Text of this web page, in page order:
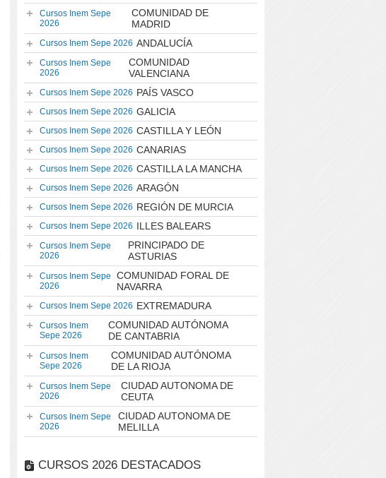
Cursos Inem Sepe
2026
COMUNIDAD DE
MADRID
Cursos Inem Sepe 2026 ANDALUCÍA
Cursos Inem Sepe
2026
COMUNIDAD
VALENCIANA
Cursos Inem Sepe 2026 PAÍS VASCO
Cursos Inem Sepe 2026 GALICIA
Cursos Inem Sepe 2026 CASTILLA Y LEÓN
Cursos Inem Sepe 2026 CANARIAS
Cursos Inem Sepe 2026 CASTILLA LA MANCHA
Cursos Inem Sepe 2026 ARAGÓN
Cursos Inem Sepe 2026 REGIÓN DE MURCIA
Cursos Inem Sepe 2026 ILLES BALEARS
Cursos Inem Sepe
2026
PRINCIPADO DE
ASTURIAS
Cursos Inem Sepe
2026
COMUNIDAD FORAL DE
NAVARRA
Cursos Inem Sepe 2026 EXTREMADURA
Cursos Inem
Sepe 2026
COMUNIDAD AUTÓNOMA
DE CANTABRIA
Cursos Inem
Sepe 2026
COMUNIDAD AUTÓNOMA
DE LA RIOJA
Cursos Inem Sepe
2026
CIUDAD AUTONOMA DE
CEUTA
Cursos Inem Sepe
2026
CIUDAD AUTONOMA DE
MELILLA
CURSOS 2026 DESTACADOS